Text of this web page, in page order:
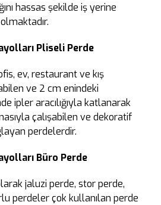
hassas şekilde iş yerine
Pliseli Perde
ev, restaurant ve kış
ve 2 cm enindeki
ipler aracılığıyla katlanarak
çalışabilen ve dekoratif
perdelerdir.
Büro Perde
jaluzi perde, stor perde,
perdeler çok kullanılan perde